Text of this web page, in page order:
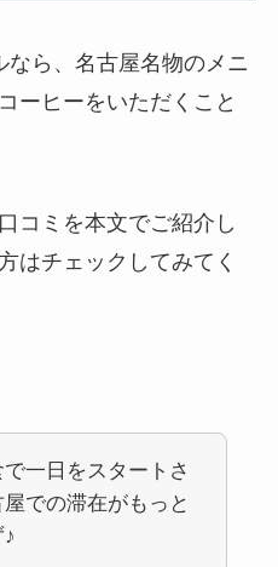
なら、名古屋名物のメニ
ーヒーをいただくこと
コミを本文でご紹介し
はチェックしてみてく
一日をスタートさ
での滞在がもっと